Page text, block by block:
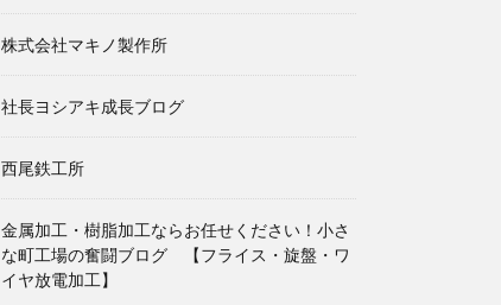
株式会社マキノ製作所
社長ヨシアキ成長ブログ
西尾鉄工所
金属加工・樹脂加工ならお任せください！小さ
な町工場の奮闘ブログ 【フライス・旋盤・ワ
イヤ放電加工】